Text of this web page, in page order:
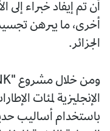
أن تم إيفاد خبراء
أخرى، ما يبرهن
الجزائر.
الإنجليزية لمئات
باستخدام أساليب